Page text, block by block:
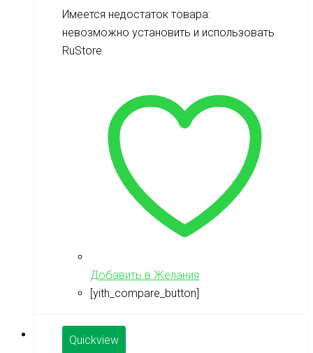
Имеется недостаток товара:
невозможно установить и использовать
RuStore
Добавить в Желания
[yith_compare_button]
Quickview